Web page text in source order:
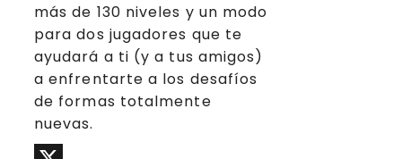
más de 130 niveles y un modo
para dos jugadores que te
ayudará a ti (y a tus amigos)
a enfrentarte a los desafíos
de formas totalmente
nuevas.